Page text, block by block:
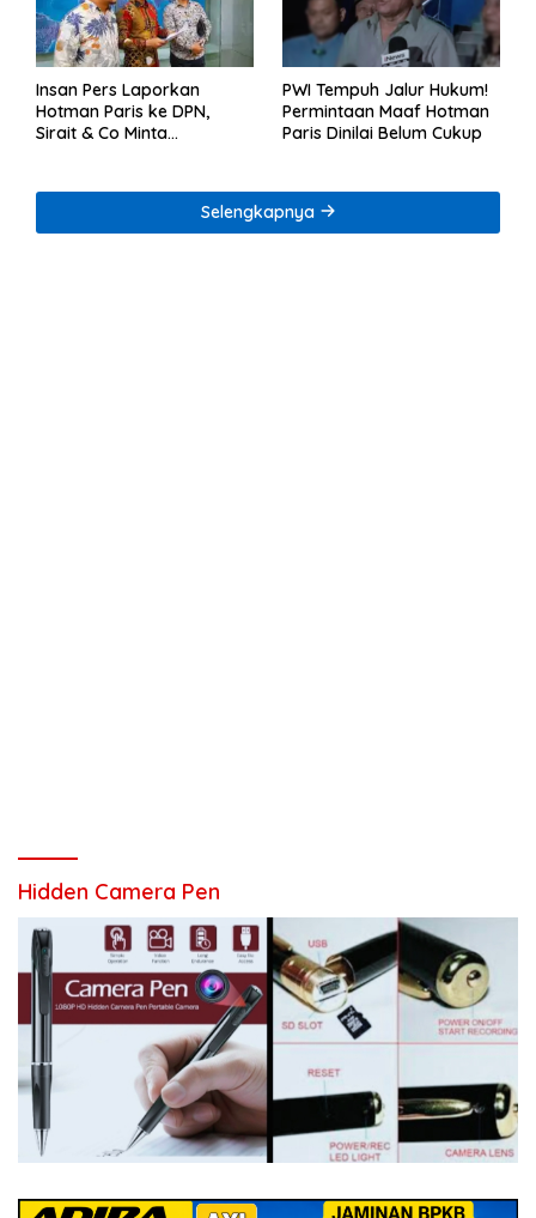
Insan Pers Laporkan
Hotman Paris ke DPN,
Sirait & Co Minta
PWI Tempuh Jalur Hukum!
Permintaan Maaf Hotman
Paris Dinilai Belum Cukup
Selengkapnya
Hidden Camera Pen